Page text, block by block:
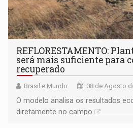
REFLORESTAMENTO:
será mais suficiente para
recuperado
Brasil e Mundo 08 de Agosto
O modelo analisa os resultados
diretamente no campo